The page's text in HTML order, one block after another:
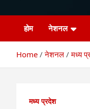
होम नेशनल
Home नेशनल मध्य
मध्य प्रदेश